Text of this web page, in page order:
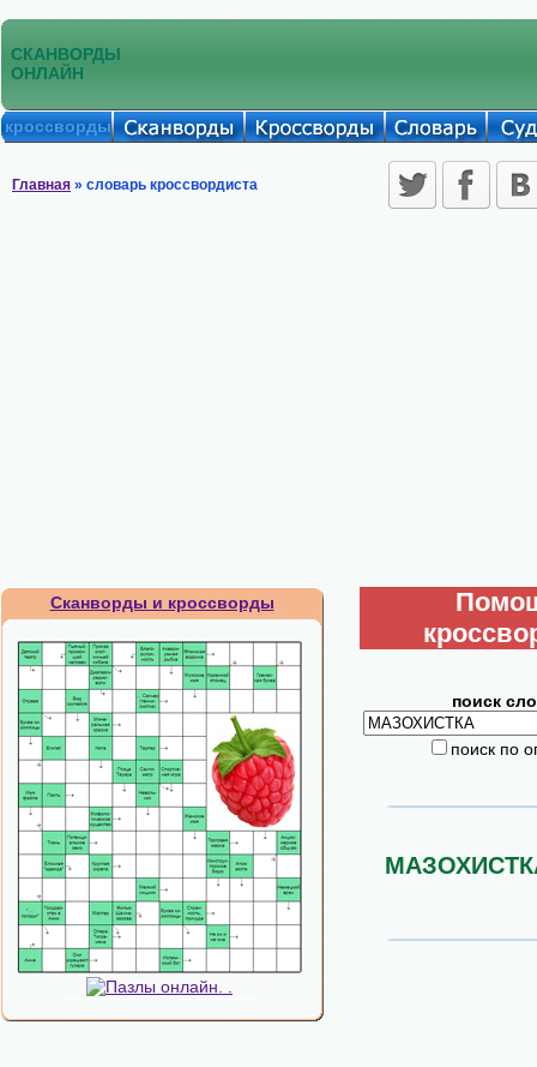
СКАНВОРДЫ
ОНЛАЙН
кроссворды
Главная » словарь кроссвордиста
Сканворды и кроссворды
поиск
поиск по